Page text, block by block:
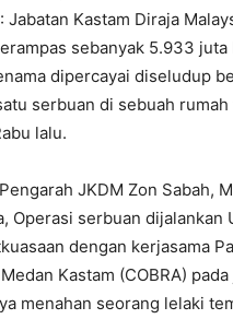
Jabatan Kastam Diraja
sebanyak 5.933 juta
dipercayai diseludup
serbuan di sebuah
lalu.
JKDM Zon Sabah,
Operasi serbuan dijalankan
dengan kerjasama
Kastam (COBRA) pada
menahan seorang lelaki